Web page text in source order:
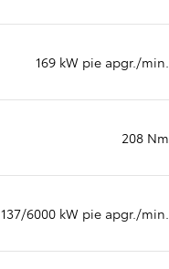
169 kW pie apgr./min.
208 Nm
137/6000 kW pie apgr./min.